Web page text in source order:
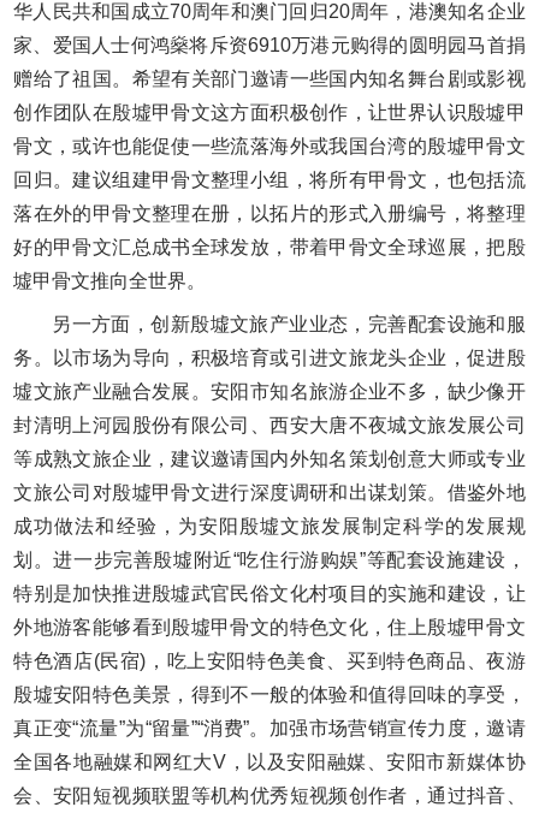
华人民共和国成立70周年和澳门回归20周年，港澳知名企业
家、爱国人士何鸿燊将斥资6910万港元购得的圆明园马首捐
赠给了祖国。希望有关部门邀请一些国内知名舞台剧或影视
创作团队在殷墟甲骨文这方面积极创作，让世界认识殷墟甲
骨文，或许也能促使一些流落海外或我国台湾的殷墟甲骨文
回归。建议组建甲骨文整理小组，将所有甲骨文，也包括流
落在外的甲骨文整理在册，以拓片的形式入册编号，将整理
好的甲骨文汇总成书全球发放，带着甲骨文全球巡展，把殷
墟甲骨文推向全世界。
另一方面，创新殷墟文旅产业业态，完善配套设施和服
务。以市场为导向，积极培育或引进文旅龙头企业，促进殷
墟文旅产业融合发展。安阳市知名旅游企业不多，缺少像开
封清明上河园股份有限公司、西安大唐不夜城文旅发展公司
等成熟文旅企业，建议邀请国内外知名策划创意大师或专业
文旅公司对殷墟甲骨文进行深度调研和出谋划策。借鉴外地
成功做法和经验，为安阳殷墟文旅发展制定科学的发展规
划。进一步完善殷墟附近“吃住行游购娱”等配套设施建设，
特别是加快推进殷墟武官民俗文化村项目的实施和建设，让
外地游客能够看到殷墟甲骨文的特色文化，住上殷墟甲骨文
特色酒店(民宿)，吃上安阳特色美食、买到特色商品、夜游
殷墟安阳特色美景，得到不一般的体验和值得回味的享受，
真正变“流量”为“留量”“消费”。加强市场营销宣传力度，邀请
全国各地融媒和网红大V，以及安阳融媒、安阳市新媒体协
会、安阳短视频联盟等机构优秀短视频创作者，通过抖音、